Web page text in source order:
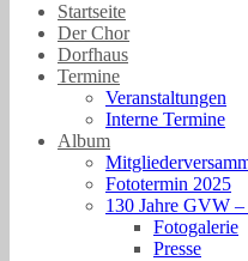
Startseite
Der Chor
Dorfhaus
Termine
Veranstaltungen
Interne Termine
Album
Fototermin 2025
130 Jahre GVW
Fotogalerie
Presse